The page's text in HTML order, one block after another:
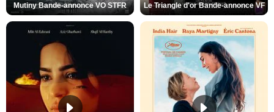
Mutiny Bande-annonce VO STFR Le Triangle d'or Bande-annonce VF